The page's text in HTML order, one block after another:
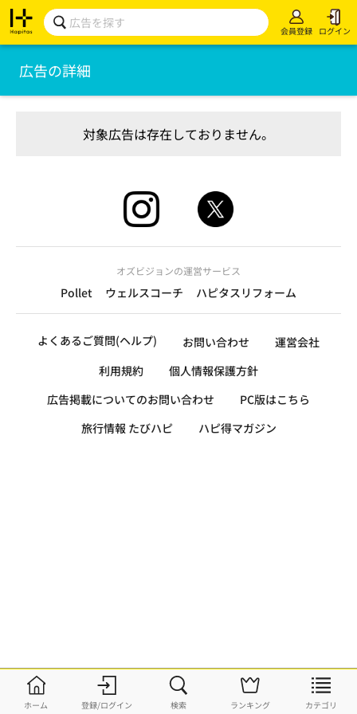
会員登録 ログイン
ホーム 登録/ログイン 検索 ランキング カテゴリ
広告の詳細
対象広告は存在しておりません。
オズビジョンの運営サービス
Pollet ウェルスコーチ ハピタスリフォーム
よくあるご質問(ヘルプ) お問い合わせ
運営会社
利用規約
個人情報保護方針
広告掲載についてのお問い合わせ
PC版はこちら
旅行情報 たびハピ
ハピ得マガジン